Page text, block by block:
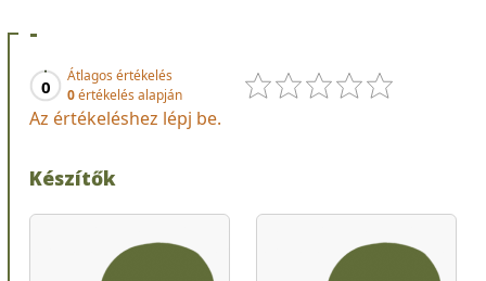
-
0
Átlagos értékelés
0értékelés alapján
Az értékeléshez lépj be.
Készítők